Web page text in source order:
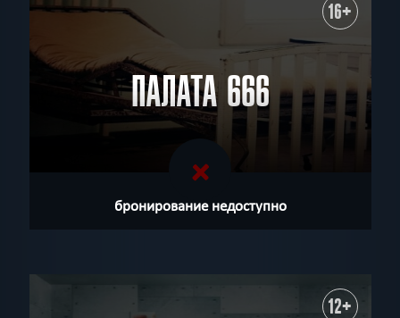
16+
ПАЛАТА 666
бронирование недоступно
12+